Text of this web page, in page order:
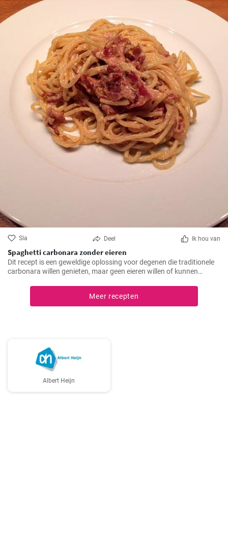
Sla Deel Ik hou van
Spaghetti carbonara zonder eieren
Dit recept is een geweldige oplossing voor degenen die traditionele
carbonara willen genieten, maar geen eieren willen of kunnen
Meer recepten
Albert Heijn